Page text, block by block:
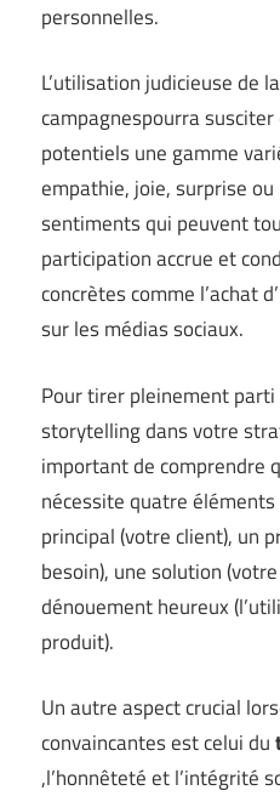
personnelles.
L’utilisation judicieuse de
campagnespourra
potentiels une gamme
empathie, joie, surprise
sentiments qui peuvent
participation accrue et
concrètes comme l’achat
sur les médias sociaux.
Pour tirer pleinement parti
storytelling dans votre
important de comprendre
nécessite quatre
principal (votre client), un
besoin), une solution
dénouement heureux
produit).
Un autre aspect crucial
convaincantes est celui du
,l’honnêteté et l’intégrité